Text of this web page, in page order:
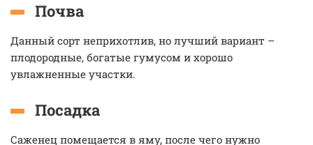
Почва
Данный сорт неприхотлив, но лучший вариант –
плодородные, богатые гумусом и хорошо
увлажненные участки.
Посадка
Саженец помещается в яму, после чего нужно